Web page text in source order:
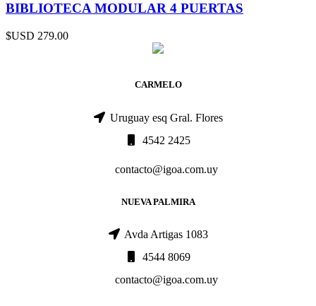
BIBLIOTECA MODULAR 4 PUERTAS
$USD 279.00
CARMELO
Uruguay esq Gral. Flores
4542 2425
contacto@igoa.com.uy
NUEVA PALMIRA
Avda Artigas 1083
4544 8069
contacto@igoa.com.uy